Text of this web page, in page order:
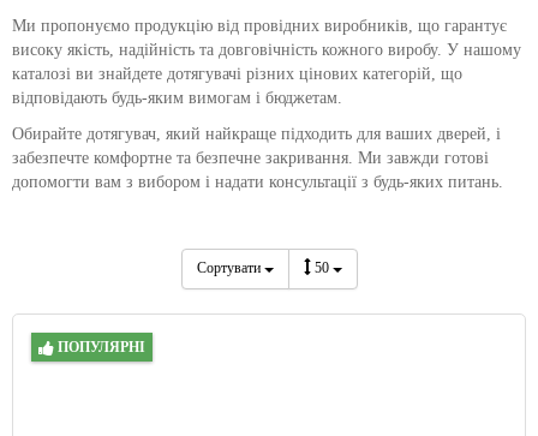
Ми пропонуємо продукцію від провідних виробників, що гарантує
високу якість, надійність та довговічність кожного виробу. У нашому
каталозі ви знайдете дотягувачі різних цінових категорій, що
відповідають будь-яким вимогам і бюджетам.
Обирайте дотягувач, який найкраще підходить для ваших дверей, і
забезпечте комфортне та безпечне закривання. Ми завжди готові
допомогти вам з вибором і надати консультації з будь-яких питань.
Сортувати 50
ПОПУЛЯРНІ